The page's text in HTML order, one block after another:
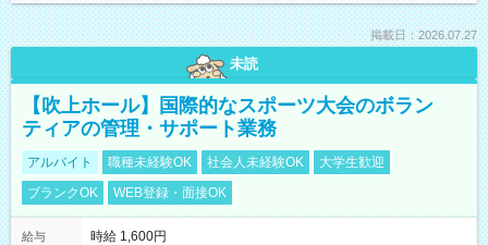
掲載日：2026.07.27
未読
【吹上ホール】国際的なスポーツ大会のボラン
ティアの管理・サポート業務
アルバイト 職種未経験OK 社会人未経験OK
大学生歓迎
ブランクOK
WEB登録・面接OK
給与
時給 1,600円